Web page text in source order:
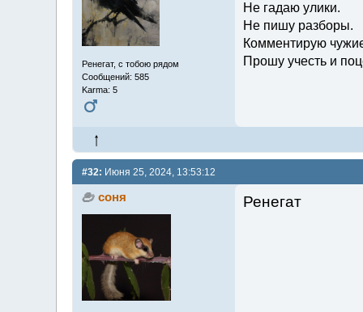
Ренегат, с тобою рядом
Сообщений: 585
Karma: 5
Не гадаю улики.
Не пишу разборы.
Комментирую
Прошу учесть и
#32: Июня 25, 2024, 13:53:12
соня Ренегат